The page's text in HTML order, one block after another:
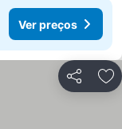
Ver preços
Partilhar